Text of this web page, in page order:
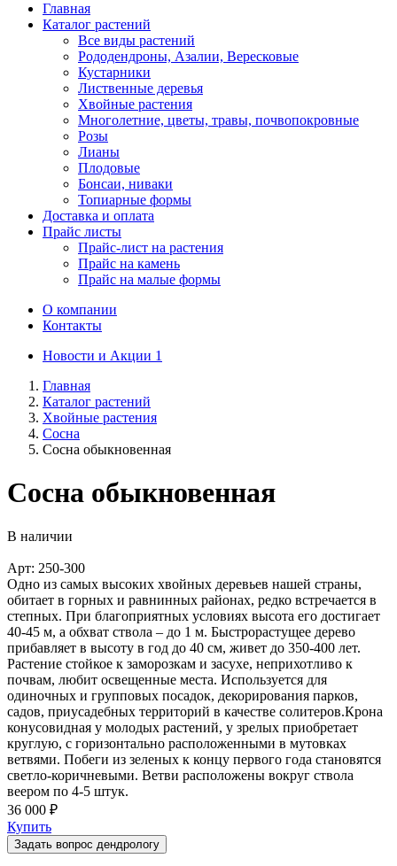
Главная
Каталог растений
Все виды растений
Рододендроны, Азалии, Вересковые
Кустарники
Лиственные деревья
Хвойные растения
Многолетние, цветы, травы, почвопокровные
Розы
Лианы
Плодовые
Бонсаи, ниваки
Топиарные формы
Доставка и оплата
Прайс листы
Прайс-лист на растения
Прайс на камень
Прайс на малые формы
О компании
Контакты
Новости и Акции 1
Главная
Каталог растений
Хвойные растения
Сосна
Сосна обыкновенная
Сосна обыкновенная
В наличии
Арт: 250-300
Одно из самых высоких хвойных деревьев нашей страны,
обитает в горных и равнинных районах, редко встречается в
степных. При благоприятных условиях высота его достигает
40-45 м, а обхват ствола – до 1 м. Быстрорастущее дерево
прибавляет в высоту в год до 40 см, живет до 350-400 лет.
Растение стойкое к заморозкам и засухе, неприхотливо к
почвам, любит освещенные места. Используется для
одиночных и групповых посадок, декорирования парков,
садов, приусадебных территорий в качестве солитеров.Крона
конусовидная у молодых растений, у зрелых приобретает
круглую, с горизонтально расположенными в мутовках
ветвями. Побеги из зеленых к концу первого года становятся
светло-коричневыми. Ветви расположены вокруг ствола
веером по 4-5 штук.
36 000 ₽
Купить
Задать вопрос дендрологу